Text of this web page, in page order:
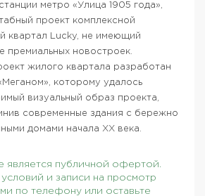
метро «Улица 1905 года»,
проект комплексной
квартал Lucky, не имеющий
премиальных новостроек.
жилого квартала разработан
которому удалось
визуальный образ проекта,
современные здания с бережно
домами начала XX века.
является публичной офертой.
и записи на просмотр
по телефону или оставьте